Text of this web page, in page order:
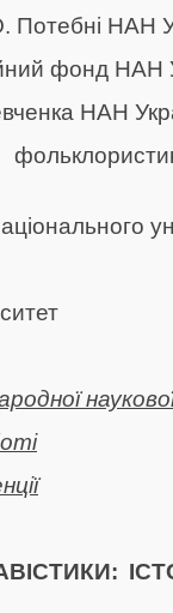
Потебні НАН
фонд НАН
НАН